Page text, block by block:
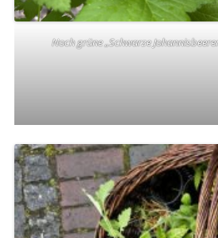
Noch grüne „Schwarze